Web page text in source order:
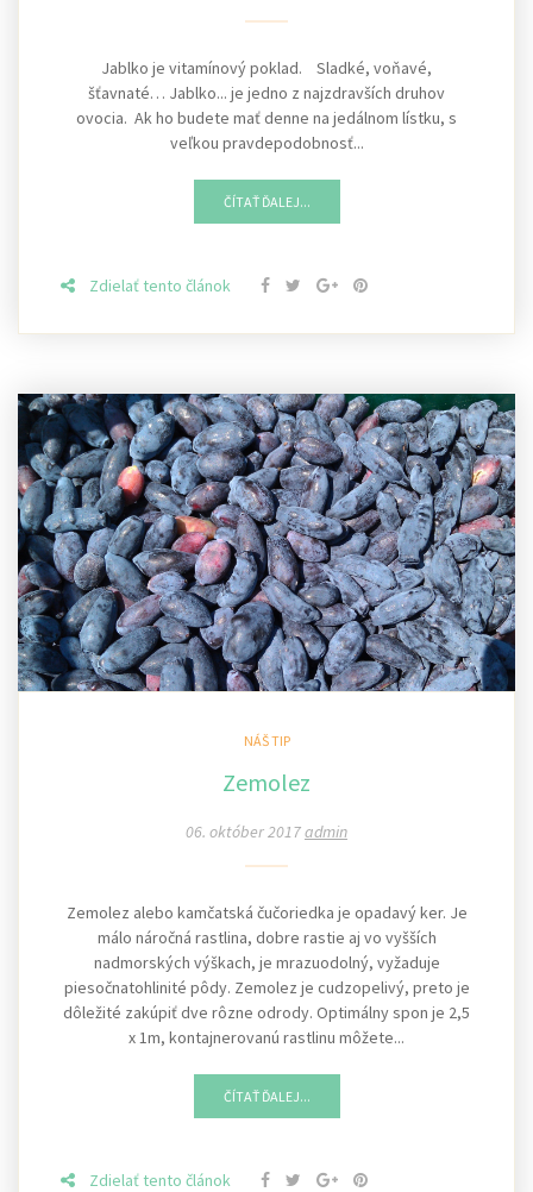
Jablko je vitamínový poklad. Sladké, voňavé,
šťavnaté… Jablko... je jedno z najzdravších druhov
ovocia. Ak ho budete mať denne na jedálnom lístku, s
veľkou pravdepodobnosť...
ČÍTAŤ ĎALEJ...
Zdielať tento článok
NÁŠ TIP
Zemolez
06. október 2017admin
Zemolez alebo kamčatská čučoriedka je opadavý ker. Je
málo náročná rastlina, dobre rastie aj vo vyšších
nadmorských výškach, je mrazuodolný, vyžaduje
piesočnatohlinité pôdy. Zemolez je cudzopelivý, preto je
dôležité zakúpiť dve rôzne odrody. Optimálny spon je 2,5
x 1m, kontajnerovanú rastlinu môžete...
ČÍTAŤ ĎALEJ...
Zdielať tento článok